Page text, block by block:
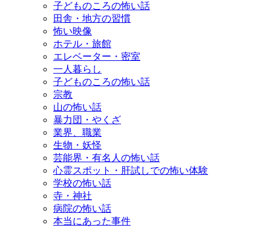
子どものころの怖い話
田舎・地方の習慣
怖い映像
ホテル・旅館
エレベーター・密室
一人暮らし
子どものころの怖い話
宗教
山の怖い話
暴力団・やくざ
業界、職業
生物・妖怪
芸能界・有名人の怖い話
心霊スポット・肝試しでの怖い体験
学校の怖い話
寺・神社
病院の怖い話
本当にあった事件